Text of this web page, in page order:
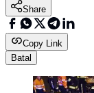
Share
Copy Link
Batal